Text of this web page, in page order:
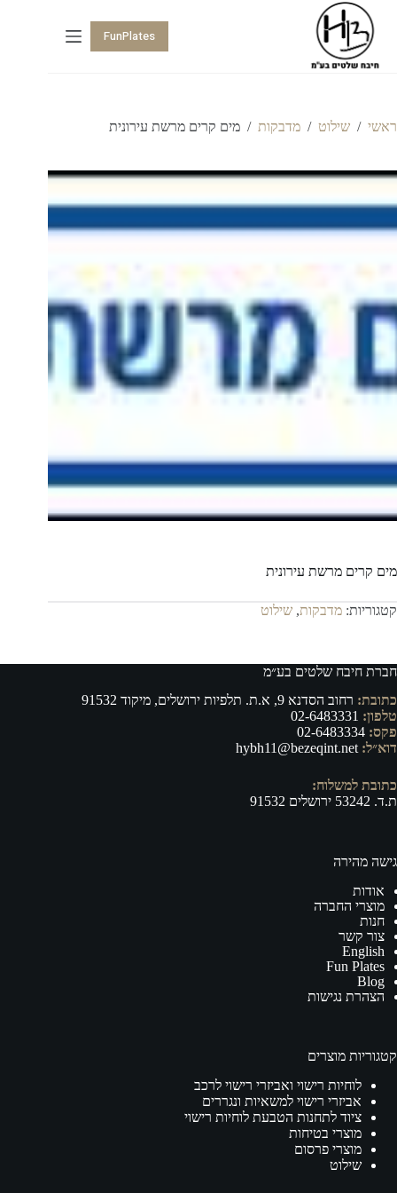
FunPlates
ראשי / שילוט / מדבקות / מים קרים מרשת עירונית
מים קרים מרשת עירונית
קטגוריות: מדבקות, שילוט
חברת חיבח שלטים בע״מ
כתובת: רחוב הסדנא 9, א.ת. תלפיות ירושלים, מיקוד 91532
טלפון: 02-6483331
פקס:
דוא״ל: hybh11@bezeqint.net
כתובת למשלוח:
ת.ד. 53242 ירושלים 91532
גישה מהירה
אודות
מוצרי החברה
חנות
צור קשר
English
Fun Plates
Blog
הצהרת נגישות
קטגוריות מוצרים
לוחיות רישוי ואביזרי רישוי לרכב
אביזרי רישוי למשאיות ונגררים
ציוד לתחנות הטבעת לוחיות רישוי
מוצרי בטיחות
מוצרי פרסום
שילוט